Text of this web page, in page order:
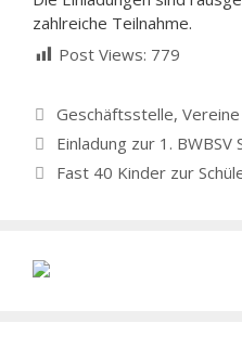
zahlreiche Teilnahme.
Post Views: 779
Kategorien
Geschäftsstelle, Vereine
Einladung zur 1. BWBSV
Fast 40 Kinder zur